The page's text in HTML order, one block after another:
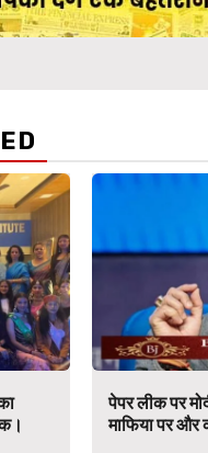
पेपर लीक पर
माफिया पर और